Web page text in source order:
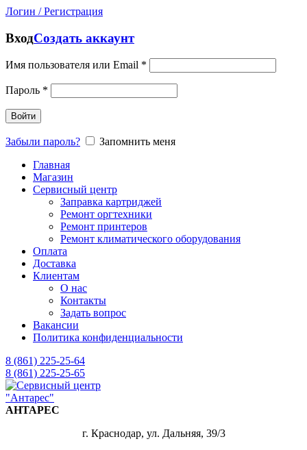
Логин / Регистрация
ВходСоздать аккаунт
Имя пользователя или Email *
Пароль *
Войти
Забыли пароль?
Запомнить меня
Главная
Магазин
Сервисный центр
Заправка картриджей
Ремонт оргтехники
Ремонт принтеров
Ремонт климатического оборудования
Оплата
Доставка
Клиентам
О нас
Контакты
Задать вопрос
Вакансии
Политика конфиденциальности
8 (861) 225-25-64
8 (861) 225-25-65
АНТАРЕС
г. Краснодар, ул. Дальняя, 39/3